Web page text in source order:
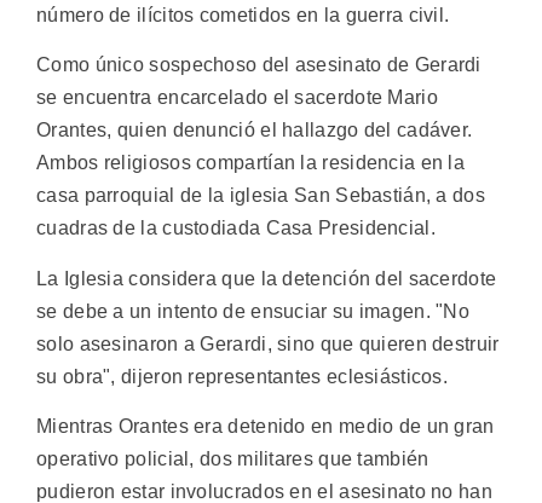
número de ilícitos cometidos en la guerra civil.
Como único sospechoso del asesinato de Gerardi
se encuentra encarcelado el sacerdote Mario
Orantes, quien denunció el hallazgo del cadáver.
Ambos religiosos compartían la residencia en la
casa parroquial de la iglesia San Sebastián, a dos
cuadras de la custodiada Casa Presidencial.
La Iglesia considera que la detención del sacerdote
se debe a un intento de ensuciar su imagen. "No
solo asesinaron a Gerardi, sino que quieren destruir
su obra", dijeron representantes eclesiásticos.
Mientras Orantes era detenido en medio de un gran
operativo policial, dos militares que también
pudieron estar involucrados en el asesinato no han